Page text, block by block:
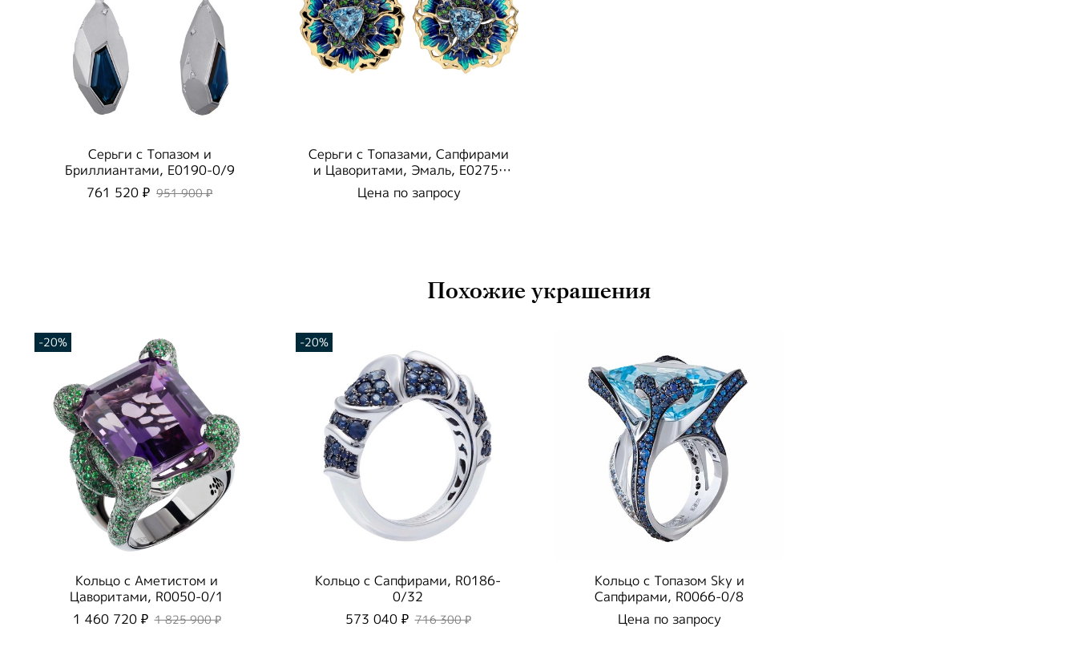
Серьги с Топазом и
Бриллиантами, E0190-0/9
761 520 ₽ 951 900 ₽
Серьги с Топазами, Сапфирами
и Цаворитами, Эмаль, E0275-
5/8
Цена по запросу
Похожие украшения
-20%
Кольцо с Аметистом и
Цаворитами, R0050-0/1
1 460 720 ₽ 1 825 900 ₽
-20%
Кольцо с Сапфирами, R0186-
0/32
573 040 ₽ 716 300 ₽
Кольцо с Топазом Sky и
Сапфирами, R0066-0/8
Цена по запросу